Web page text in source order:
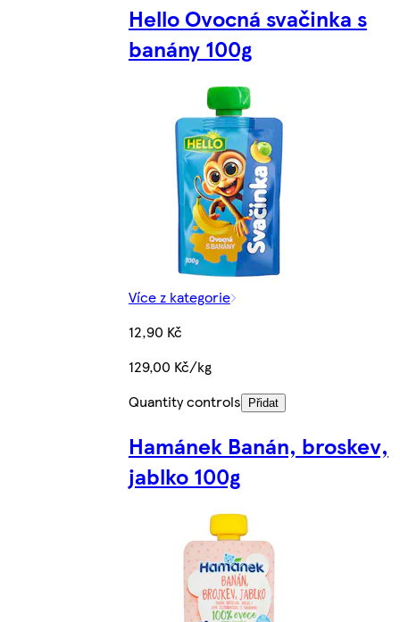
Hello Ovocná svačinka s
banány 100g
Více z kategorie
12,90 Kč
129,00 Kč/kg
Quantity controls
Přidat
Hamánek Banán, broskev,
jablko 100g